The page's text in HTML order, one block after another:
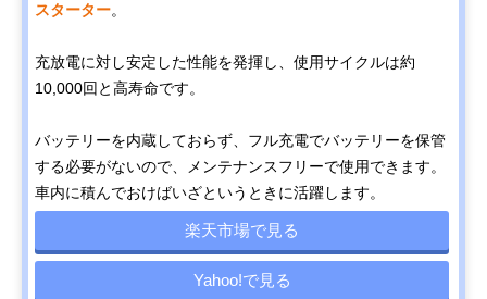
スターター。
充放電に対し安定した性能を発揮し、使用サイクルは約
10,000回と高寿命です。
バッテリーを内蔵しておらず、フル充電でバッテリーを保管
する必要がないので、メンテナンスフリーで使用できます。
車内に積んでおけばいざというときに活躍します。
楽天市場で見る
Yahoo!で見る